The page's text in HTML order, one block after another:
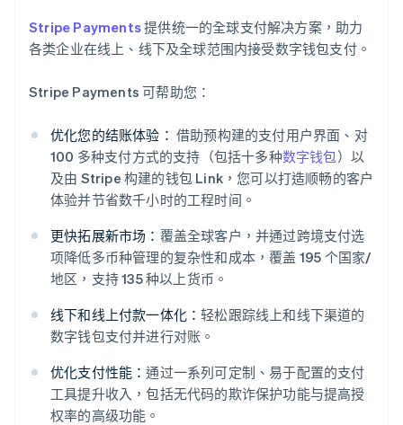
Stripe Payments提供统一的全球支付解决方案，助力
各类企业在线上、线下及全球范围内接受数字钱包支付。
Stripe Payments 可帮助您：
优化您的结账体验： 借助预构建的支付用户界面、对
100 多种支付方式的支持（包括十多种数字钱包）以
及由 Stripe 构建的钱包 Link，您可以打造顺畅的客户
体验并节省数千小时的工程时间。
更快拓展新市场： 覆盖全球客户，并通过跨境支付选
项降低多币种管理的复杂性和成本，覆盖 195 个国家/
地区，支持 135 种以上货币。
线下和线上付款一体化：轻松跟踪线上和线下渠道的
数字钱包支付并进行对账。
优化支付性能：通过一系列可定制、易于配置的支付
工具提升收入，包括无代码的欺诈保护功能与提高授
权率的高级功能。
English
爱尔兰
English